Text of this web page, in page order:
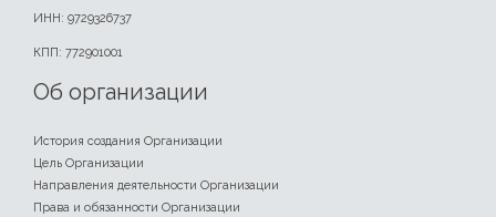
ИНН: 9729326737
КПП: 772901001
Об организации
История создания Организации
Цель Организации
Направления деятельности Организации
Права и обязанности Организации